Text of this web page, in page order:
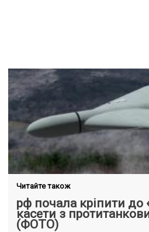
Читайте також
рф почала кріпити до
касети з
(ФОТО)